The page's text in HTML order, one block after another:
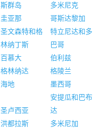
斯群岛
多米尼克
圭亚那
哥斯达黎加
圣文森特和格
林纳丁斯
特立尼达和多
巴哥
百慕大
伯利兹
格林纳达
格陵兰
海地
墨西哥
圣卢西亚
安提瓜和巴布
达
洪都拉斯
多米尼加